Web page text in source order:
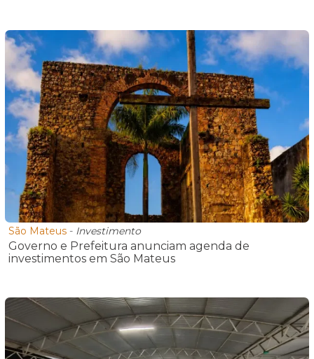
São Mateus - Investimento
Governo e Prefeitura anunciam agenda de
investimentos em São Mateus